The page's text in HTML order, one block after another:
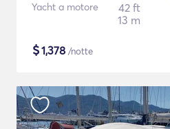
Yacht a motore
42 ft
13 m
$1,378 /notte